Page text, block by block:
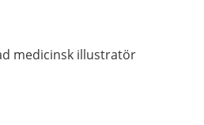
medicinsk illustratör